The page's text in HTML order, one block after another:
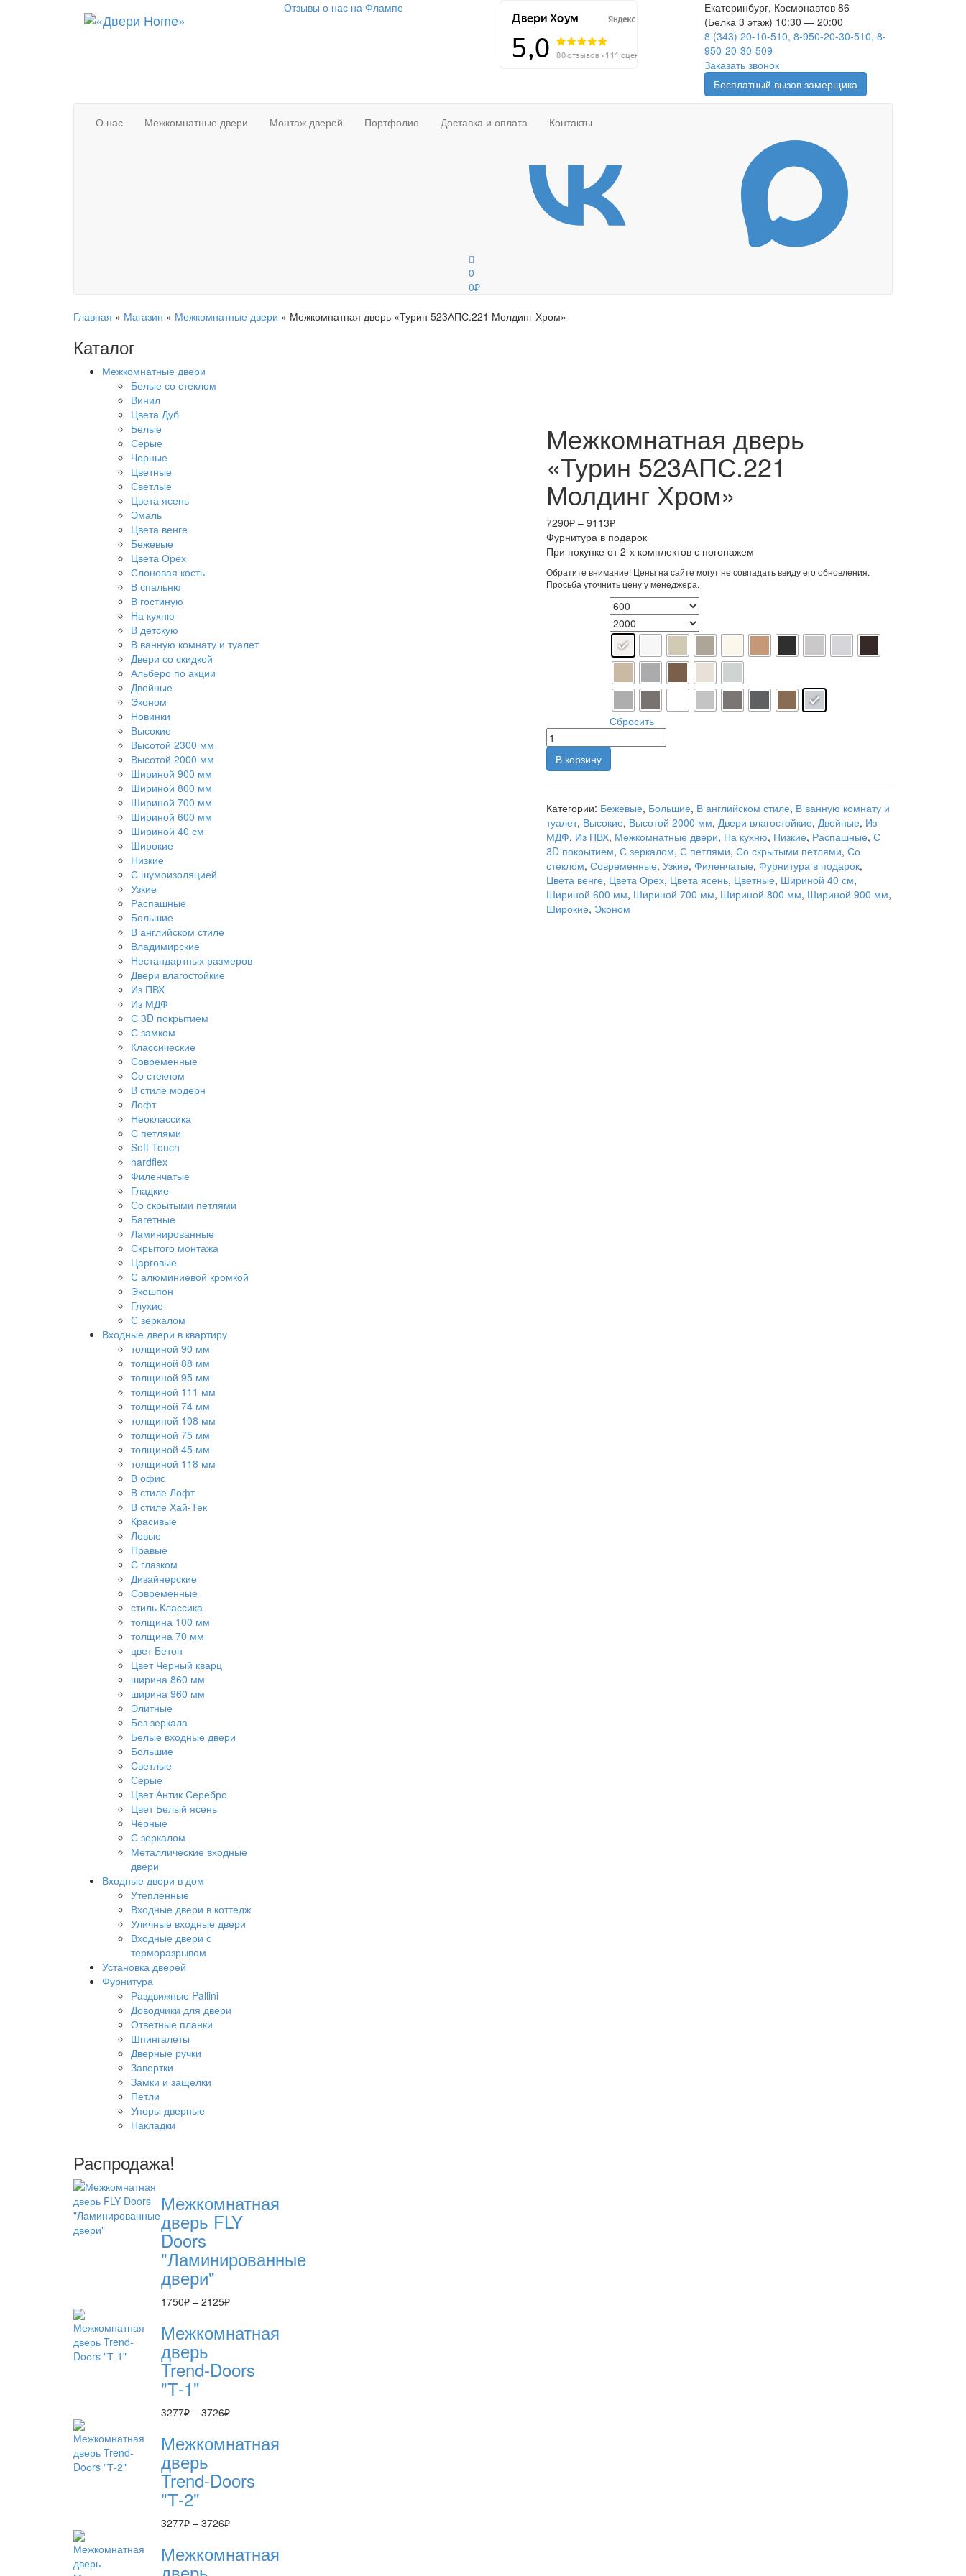
Отзывы о нас на Флампе
Екатеринбург, Космонавтов 86
(Белка 3 этаж) 10:30 — 20:00
8 (343) 20-10-510, 8-950-20-30-510, 8-
950-20-30-509
Заказать звонок
Бесплатный вызов замерщика
О нас Межкомнатные двери Монтаж дверей Портфолио Доставка и оплата Контакты
0
0₽
Главная » Магазин » Межкомнатные двери » Межкомнатная дверь «Турин 523АПС.221 Молдинг Хром»
Каталог
Межкомнатные двери
Белые со стеклом
Винил
Цвета Дуб
Белые
Серые
Черные
Цветные
Светлые
Цвета ясень
Эмаль
Цвета венге
Бежевые
Цвета Орех
Слоновая кость
В спальню
В гостиную
На кухню
В детскую
В ванную комнату и туалет
Двери со скидкой
Альберо по акции
Двойные
Эконом
Новинки
Высокие
Высотой 2300 мм
Высотой 2000 мм
Шириной 900 мм
Шириной 800 мм
Шириной 700 мм
Шириной 600 мм
Шириной 40 см
Широкие
Низкие
С шумоизоляцией
Узкие
Распашные
Большие
В английском стиле
Владимирские
Нестандартных размеров
Двери влагостойкие
Из ПВХ
Из МДФ
С 3D покрытием
С замком
Классические
Современные
Со стеклом
В стиле модерн
Лофт
Неоклассика
С петлями
Soft Touch
hardflex
Филенчатые
Гладкие
Со скрытыми петлями
Багетные
Ламинированные
Скрытого монтажа
Царговые
С алюминиевой кромкой
Экошпон
Глухие
С зеркалом
Входные двери в квартиру
толщиной 90 мм
толщиной 88 мм
толщиной 95 мм
толщиной 111 мм
толщиной 74 мм
толщиной 108 мм
толщиной 75 мм
толщиной 45 мм
толщиной 118 мм
В офис
В стиле Лофт
В стиле Хай-Тек
Красивые
Левые
Правые
С глазком
Дизайнерские
Современные
стиль Классика
толщина 100 мм
толщина 70 мм
цвет Бетон
Цвет Черный кварц
ширина 860 мм
ширина 960 мм
Элитные
Без зеркала
Белые входные двери
Большие
Светлые
Серые
Цвет Антик Серебро
Цвет Белый ясень
Черные
С зеркалом
Металлические входные
двери
Входные двери в дом
Утепленные
Входные двери в коттедж
Уличные входные двери
Входные двери с
терморазрывом
Установка дверей
Фурнитура
Раздвижные Pallini
Доводчики для двери
Ответные планки
Шпингалеты
Дверные ручки
Завертки
Замки и защелки
Петли
Упоры дверные
Накладки
Распродажа!
Межкомнатная
дверь FLY
Doors
"Ламинированные
двери"
1750₽ – 2125₽Диапазон
1750₽
–
Межкомнатная
дверь
Trend-Doоrs
"Т-1"
3277₽ – 3726₽Диапазон
3277₽
–
Межкомнатная
дверь
Trend-Doоrs
"Т-2"
3277₽ – 3726₽Диапазон
3277₽
–
Межкомнатная
Межкомнатная дверь
«Турин 523АПС.221
Молдинг Хром»
7290₽ – 9113₽Диапазон
цен:
7290₽
9113₽
Фурнитура в подарок
При покупке от 2-х комплектов с погонажем
Обратите внимание! Цены на сайте могут не совпадать ввиду его обновления.
Просьба уточнить цену у менеджера.
Сбросить
В корзину
Категории: Бежевые, Большие, В английском стиле, В ванную комнату и
туалет, Высокие, Высотой 2000 мм,Двери влагостойкие,Двойные, Из
МДФ, Из ПВХ, Межкомнатные двери, На кухню, Низкие, Распашные,С
3D покрытием,С зеркалом,С петлями,Со скрытыми петлями,Со
стеклом,Современные,Узкие,Филенчатые,Фурнитура в подарок,
Цвета венге, Цвета Орех, Цвета ясень, Цветные, Шириной 40 см,
Шириной 600 мм, Шириной 700 мм, Шириной 800 мм, Шириной 900 мм,
Широкие, Эконом